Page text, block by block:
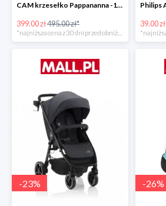
CAM krzesełko Pappananna -19%
399.00 zł495.00 zł*
*najniższa cena z 30 dni przed obniżką
39.00 zł
-23% -26%